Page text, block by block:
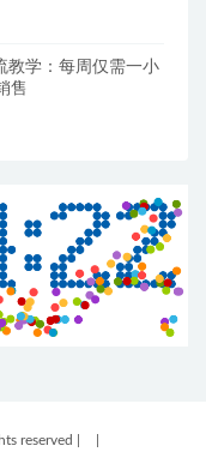
教学：每周仅需一小
售
reserved